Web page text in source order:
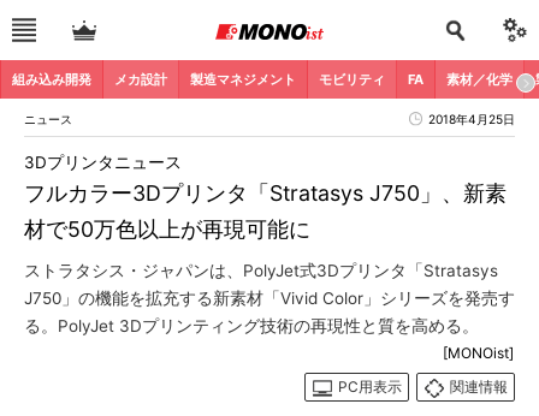
組み込み開発 メカ設計 製造マネジメント モビリティ FA 素材／化学
ニュース 2018年4月25日
フルカラー3Dプリンタ「Stratasys J750」、新素
材で50万色以上が再現可能に
3Dプリンタニュース
ストラタシス・ジャパンは、PolyJet式3Dプリンタ「Stratasys
J750」の機能を拡充する新素材「Vivid Color」シリーズを発売す
る。PolyJet 3Dプリンティング技術の再現性と質を高める。
[MONOist]
PC用表示
関連情報